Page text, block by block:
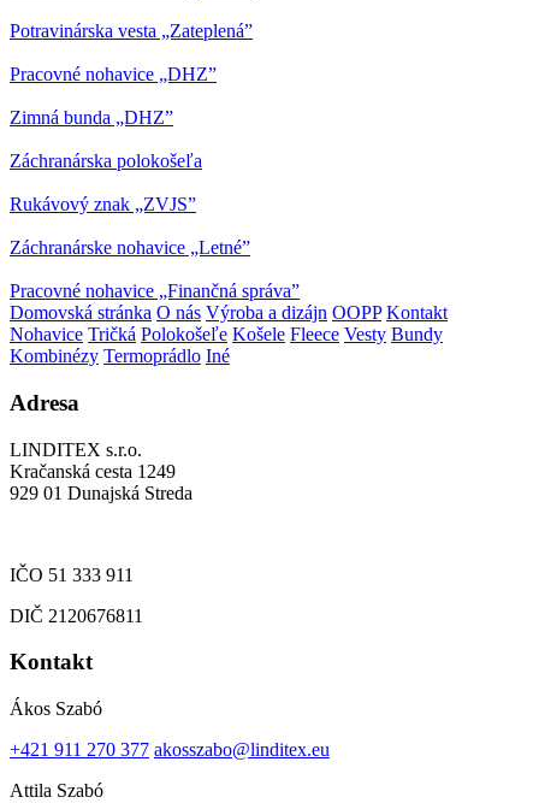
Potravinárska vesta „Zateplená”
Pracovné nohavice „DHZ”
Zimná bunda „DHZ”
Záchranárska polokošeľa
Rukávový znak „ZVJS”
Záchranárske nohavice „Letné”
Pracovné nohavice „Finančná správa”
Domovská stránka O nás Výroba a dizájn OOPP Kontakt
Nohavice Tričká Polokošeľe Košele Fleece Vesty Bundy
Kombinézy Termoprádlo Iné
Adresa
LINDITEX s.r.o.
Kračanská cesta 1249
929 01 Dunajská Streda
IČO 51 333 911
DIČ 2120676811
Kontakt
Ákos Szabó
+421 911 270 377 akosszabo@linditex.eu
Attila Szabó